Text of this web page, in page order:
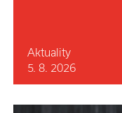
Aktuality
5. 8. 2026